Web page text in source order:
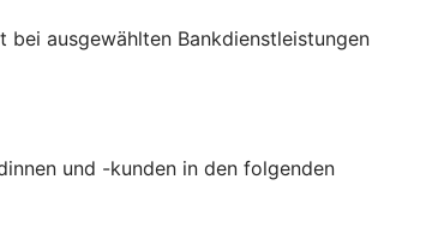
ausgewählten Bankdienstleistungen
und -kunden in den folgenden